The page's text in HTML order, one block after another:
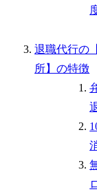
退職代行の
所】の特徴